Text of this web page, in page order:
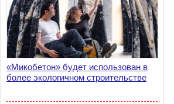
«Микобетон» будет использован в
более экологичном строительстве